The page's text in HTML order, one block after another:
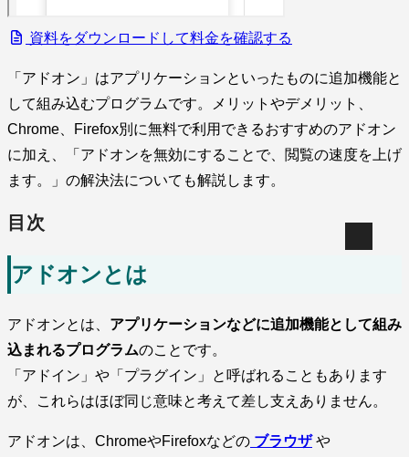
資料をダウンロードして料金を確認する
「アドオン」はアプリケーションといったものに追加機能と
して組み込むプログラムです。メリットやデメリット、
Chrome、Firefox別に無料で利用できるおすすめのアドオン
に加え、「アドオンを無効にすることで、閲覧の速度を上げ
ます。」の解決法についても解説します。
目次
アドオンとは
アドオンとは、 アプリケーションなどに追加機能として組み
込まれるプログラムのことです。
「アドイン」や「プラグイン」と呼ばれることもあります
が、これらはほぼ同じ意味と考えて差し支えありません。
アドオンは、ChromeやFirefoxなどの ブラウザ や